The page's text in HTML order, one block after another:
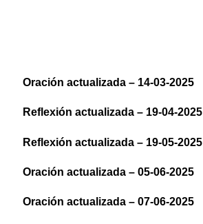
Oración actualizada – 14-03-2025
Reflexión actualizada – 19-04-2025
Reflexión actualizada – 19-05-2025
Oración actualizada – 05-06-2025
Oración actualizada – 07-06-2025